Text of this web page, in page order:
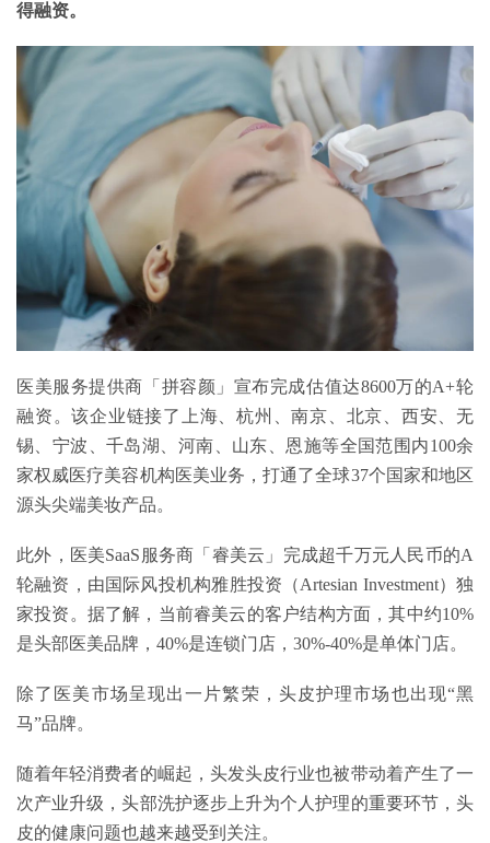
得融资。
医美服务提供商「拼容颜」宣布完成估值达8600万的A+轮
融资。该企业链接了上海、杭州、南京、北京、西安、无
锡、宁波、千岛湖、河南、山东、恩施等全国范围内100余
家权威医疗美容机构医美业务，打通了全球37个国家和地区
源头尖端美妆产品。
此外，医美SaaS服务商「睿美云」完成超千万元人民币的A
轮融资，由国际风投机构雅胜投资（Artesian Investment）独
家投资。据了解，当前睿美云的客户结构方面，其中约10%
是头部医美品牌，40%是连锁门店，30%-40%是单体门店。
除了医美市场呈现出一片繁荣，头皮护理市场也出现“黑
马”品牌。
随着年轻消费者的崛起，头发头皮行业也被带动着产生了一
次产业升级，头部洗护逐步上升为个人护理的重要环节，头
皮的健康问题也越来越受到关注。